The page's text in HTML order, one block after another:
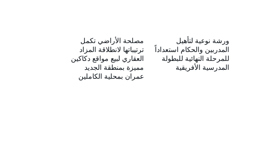
مصلحة الأراضي تكمل
ترتيباتها لانطلاقة المزاد
العقاري لبيع مواقع دكاكين
مميزة بمنطقة الجديد
عمران بمحلية الكاملين
ورشة نوعية لتأهيل
المدربين والحكام استعداداً
للمرحلة النهائية للبطولة
المدرسية الأفريقية